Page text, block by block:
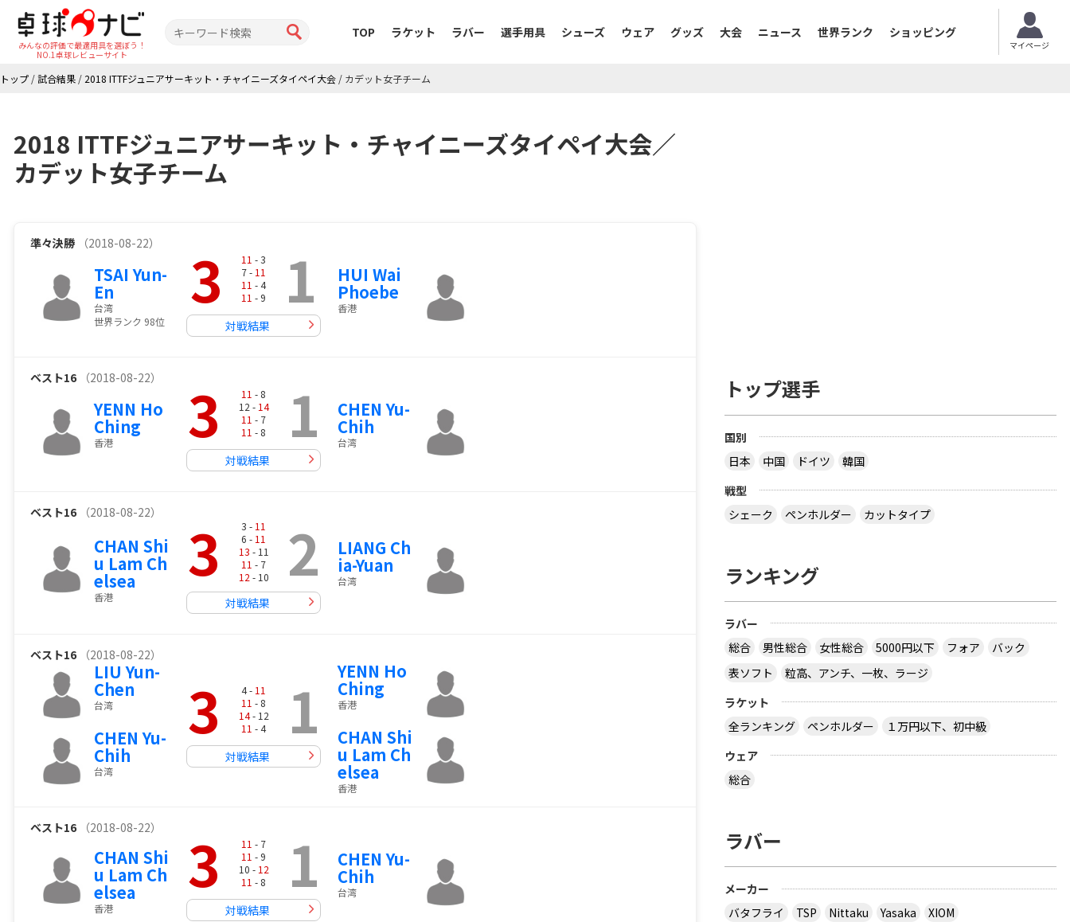
みんなの評価で最適用具を選ぼう！
NO.1卓球レビューサイト
TOP ラケット ラバー 選手用具 シューズ ウェア グッズ 大会 ニュース 世界ランク ショッピング
マイページ
トップ /試合結果 / 2018 ITTFジュニアサーキット・チャイニーズタイペイ大会 / カデット女子チーム
2018 ITTFジュニアサーキット・チャイニーズタイペイ大会／
カデット女子チーム
準々決勝 （2018-08-22）
TSAI Yun-
En
台湾
世界ランク 98位
3 11 - 3
7 - 11
11 - 4
11 - 9 1
対戦結果
HUI Wai
Phoebe
香港
ベスト16 （2018-08-22）
YENN Ho
Ching
香港 3 11 - 8
12 - 14
11 - 7
11 - 8 1
対戦結果
CHEN Yu-
Chih
台湾
ベスト16 （2018-08-22）
CHAN Shi
u Lam Ch
elsea
香港
3 3 - 11
6 - 11
13 - 11
11 - 7
12 - 10 2
対戦結果
LIANG Ch
ia-Yuan
台湾
ベスト16 （2018-08-22）
LIU Yun-
Chen
台湾
CHEN Yu-
Chih
台湾
3 4 - 11
11 - 8
14- 12
11 - 4 1
対戦結果
YENN Ho
Ching
香港
CHAN Shi
u Lam Ch
elsea
香港
ベスト16 （2018-08-22）
CHAN Shi
u Lam Ch
elsea
香港
3 11 - 7
11 - 9
10 - 12
11 - 8 1
対戦結果
CHEN Yu-
Chih
台湾
トップ選手
国別
日本
中国 ドイツ
韓国
戦型
シェーク
ペンホルダー カットタイプ
ランキング
ラバー
総合
男性総合 女性総合 5000円以下 フォア
バック
表ソフト
粒高、アンチ、一枚、ラージ
ラケット
全ランキング
ペンホルダー
１万円以下、初中級
ウェア
総合
ラバー
メーカー
バタフライ
TSP Nittaku Yasaka
XIOM